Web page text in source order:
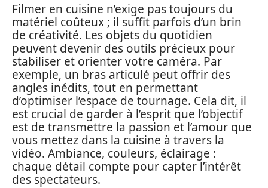
Filmer en cuisine n’exige pas toujours du
matériel coûteux ; il suffit parfois d’un brin
de créativité. Les objets du quotidien
peuvent devenir des outils précieux pour
stabiliser et orienter votre caméra. Par
exemple, un bras articulé peut offrir des
angles inédits, tout en permettant
d’optimiser l’espace de tournage. Cela dit, il
est crucial de garder à l’esprit que l’objectif
est de transmettre la passion et l’amour que
vous mettez dans la cuisine à travers la
vidéo. Ambiance, couleurs, éclairage :
chaque détail compte pour capter l’intérêt
des spectateurs.